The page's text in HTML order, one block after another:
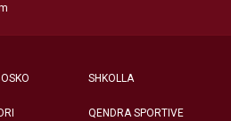
SHKOLLA
QENDRA SPORTIVE